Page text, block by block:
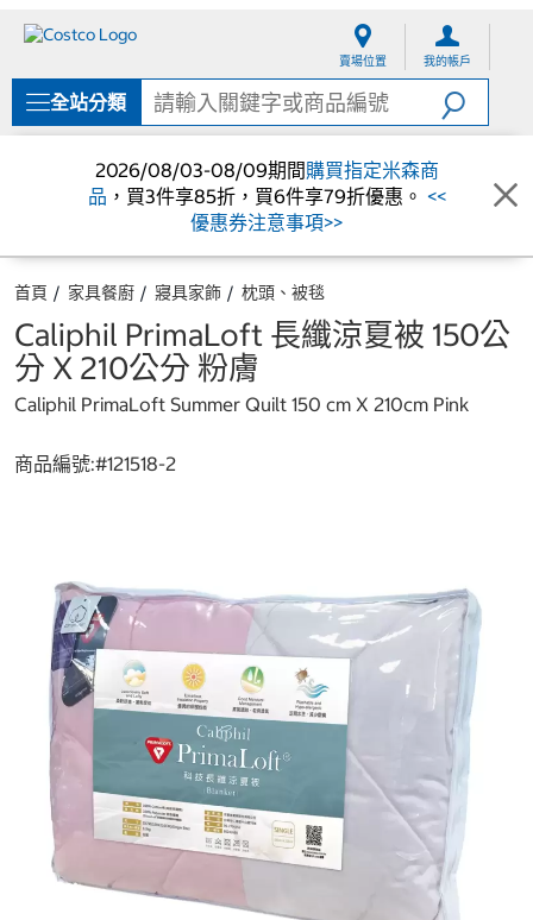
單
賣場位置 我的帳戶
全站分類
2026/08/03-08/09期間購買指定米森商
品 ，買3件享85折，買6件享79折優惠。 <<
優惠券注意事項>>
首頁 家具餐廚 寢具家飾 枕頭、被毯
Caliphil PrimaLoft 長纖涼夏被 150公
分 X 210公分 粉膚
Caliphil PrimaLoft Summer Quilt 150 cm X 210cm Pink
商品編號:#121518-2